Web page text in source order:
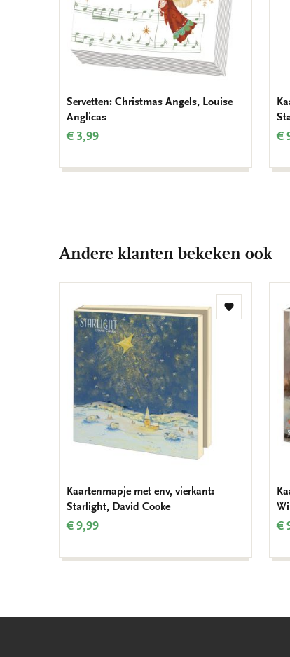
Servetten: Christmas Angels, Louise
Anglicas
€ 3,99 €
Andere klanten bekeken ook
Toevoegen
Kaartenmapje met env, vierkant:
Starlight, David Cooke
€ 9,99 €